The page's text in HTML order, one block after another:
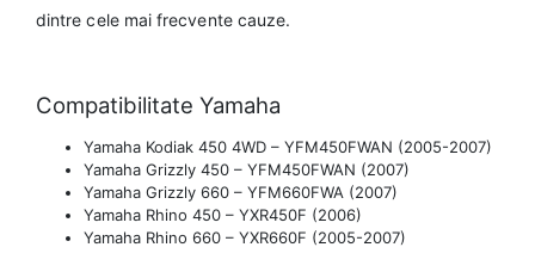
dintre cele mai frecvente cauze.
Compatibilitate Yamaha
Yamaha Kodiak 450 4WD – YFM450FWAN (2005-2007)
Yamaha Grizzly 450 – YFM450FWAN (2007)
Yamaha Grizzly 660 – YFM660FWA (2007)
Yamaha Rhino 450 – YXR450F (2006)
Yamaha Rhino 660 – YXR660F (2005-2007)